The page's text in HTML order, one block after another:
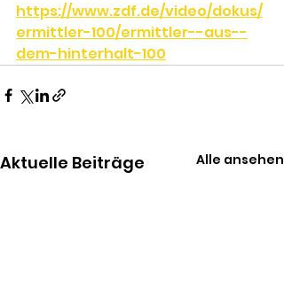
https://www.zdf.de/video/dokus/
ermittler-100/ermittler--aus--
dem-hinterhalt-100
Aktuelle Beiträge Alle ansehen